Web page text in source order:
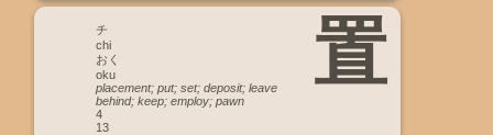
置
チ
chi
おく
oku
placement; put; set; deposit; leave
behind; keep; employ; pawn
4
13